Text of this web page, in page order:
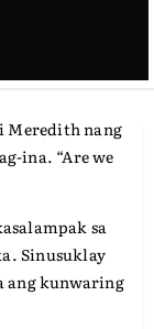
Meredith nang
ina. “Are we
sa
Sinusuklay
ang kunwaring